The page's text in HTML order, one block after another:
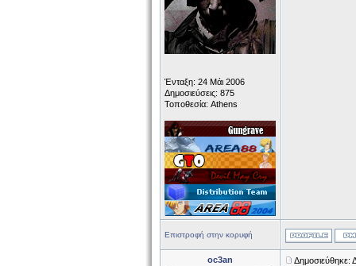
Ένταξη: 24 Μάι 2006
Δημοσιεύσεις: 875
Τοποθεσία: Athens
Επιστροφή στην κορυφή
oc3an
Δημοσιεύθηκε: